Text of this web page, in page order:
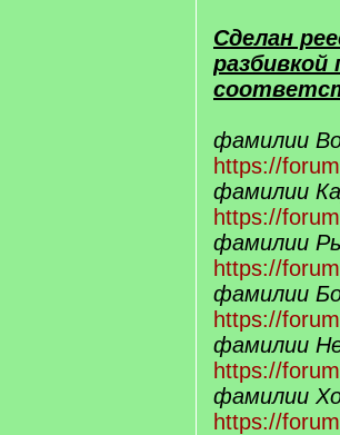
Сделан
разбивкой
фамилии
https://
фамилии
https://
фамилии
https://
фамилии
https://
фамилии
https://
фамилии
https://